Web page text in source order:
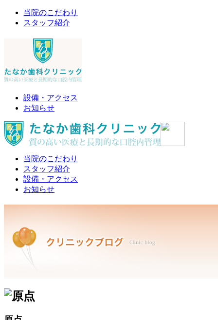
当院のこだわり
スタッフ紹介
設備・アクセス
お知らせ
当院のこだわり
スタッフ紹介
設備・アクセス
お知らせ